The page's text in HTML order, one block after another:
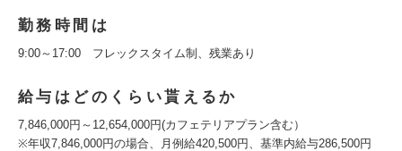
勤務時間は
9:00～17:00 フレックスタイム制、残業あり
給与はどのくらい貰えるか
7,846,000円～12,654,000円(カフェテリアプラン含む）
※年収7,846,000円の場合、月例給420,500円、基準内給与286,500円